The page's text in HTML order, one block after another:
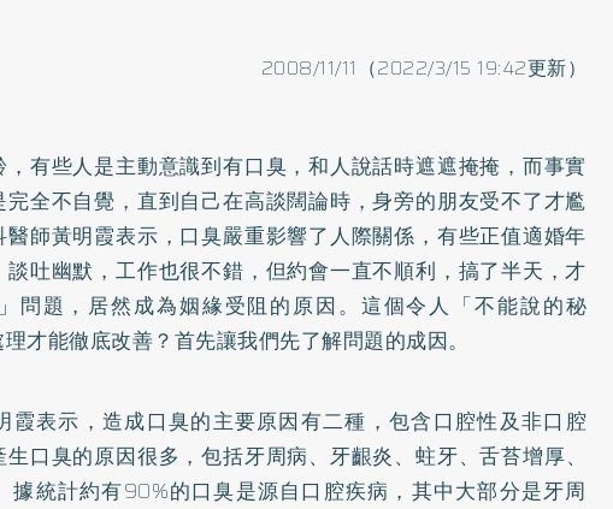
2008/11/11（2022/3/15 19:42更新）
有些人是主動意識到有口臭，和人說話時遮遮掩掩，而事實
全不自覺，直到自己在高談闊論時，身旁的朋友受不了才尷
師黃明霞表示，口臭嚴重影響了人際關係，有些正值適婚年
吐幽默，工作也很不錯，但約會一直不順利，搞了半天，才
問題，居然成為姻緣受阻的原因。這個令人「不能說的秘
才能徹底改善？首先讓我們先了解問題的成因。
霞表示，造成口臭的主要原因有二種，包含口腔性及非口腔
口臭的原因很多，包括牙周病、牙齦炎、 蛀牙、舌苔增厚、
據統計約有90%的口臭是源自口腔疾病，其中大部分是牙周